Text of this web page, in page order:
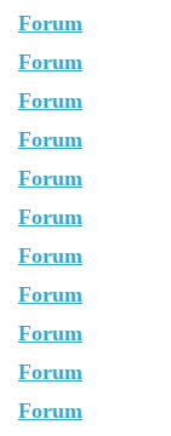
Forum
Forum
Forum
Forum
Forum
Forum
Forum
Forum
Forum
Forum
Forum